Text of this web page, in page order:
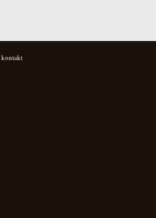
kontakt